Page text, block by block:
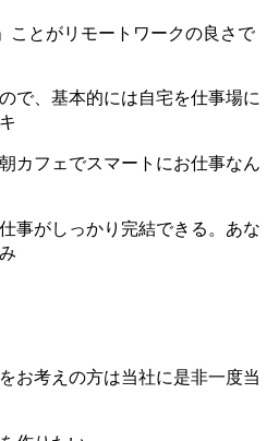
ことがリモートワークの良さで
で、基本的には自宅を仕事場に
カフェでスマートにお仕事なん
事がしっかり完結できる。あな
お考えの方は当社に是非一度当